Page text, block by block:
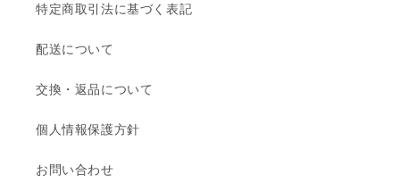
特定商取引法に基づく表記
配送について
交換・返品について
個人情報保護方針
お問い合わせ